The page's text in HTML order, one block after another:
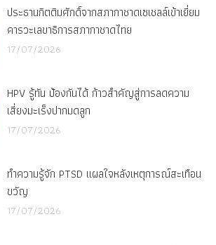
ประธานกิตติมศักดิ์จากสภากาชาดเซเชลล์เข้าเยี่ยม
คารวะเลขาธิการสภากาชาดไทย
17/07/2026
HPV รู้ทัน ป้องกันได้ ก้าวสำคัญสู่การลดความ
เสี่ยงมะเร็งปากมดลูก
17/07/2026
ทำความรู้จัก PTSD แผลใจหลังเหตุการณ์สะเทือน
ขวัญ
17/07/2026